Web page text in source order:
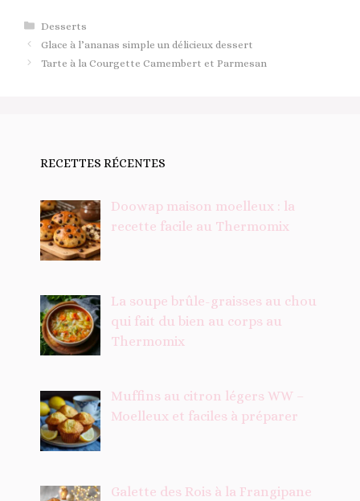
Catégories
Desserts
Glace à l’ananas simple un délicieux dessert
Tarte à la Courgette Camembert et Parmesan
RECETTES RÉCENTES
Doowap maison moelleux : la
recette facile au Thermomix
La soupe brûle-graisses au chou
qui fait du bien au corps au
Thermomix
Muffins au citron légers WW –
Moelleux et faciles à préparer
Galette des Rois à la Frangipane